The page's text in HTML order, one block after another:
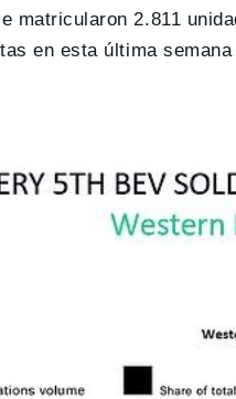
matricularon 2.811
en esta última semana